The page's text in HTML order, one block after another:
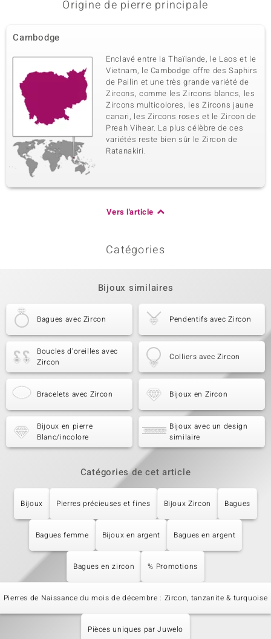
Origine de pierre principale
Cambodge
Enclavé entre la Thaïlande, le Laos et le
Vietnam, le Cambodge offre des Saphirs
de Pailin et une très grande variété de
Zircons, comme les Zircons blancs, les
Zircons multicolores, les Zircons jaune
canari, les Zircons roses et le Zircon de
Preah Vihear. La plus célèbre de ces
variétés reste bien sûr le Zircon de
Ratanakiri.
Vers l'article
Catégories
Bijoux similaires
Bagues avec Zircon Pendentifs avec Zircon
Boucles d'oreilles avec
Zircon
Colliers avec Zircon
Bracelets avec Zircon Bijoux en Zircon
Bijoux en pierre
Blanc/incolore
Bijoux avec un design
similaire
Catégories de cet article
Bijoux Pierres précieuses et fines Bijoux Zircon Bagues
Bagues femme Bijoux en argent Bagues en argent
Bagues en zircon % Promotions
Pierres de Naissance du mois de décembre : Zircon, tanzanite & turquoise
Pièces uniques par Juwelo